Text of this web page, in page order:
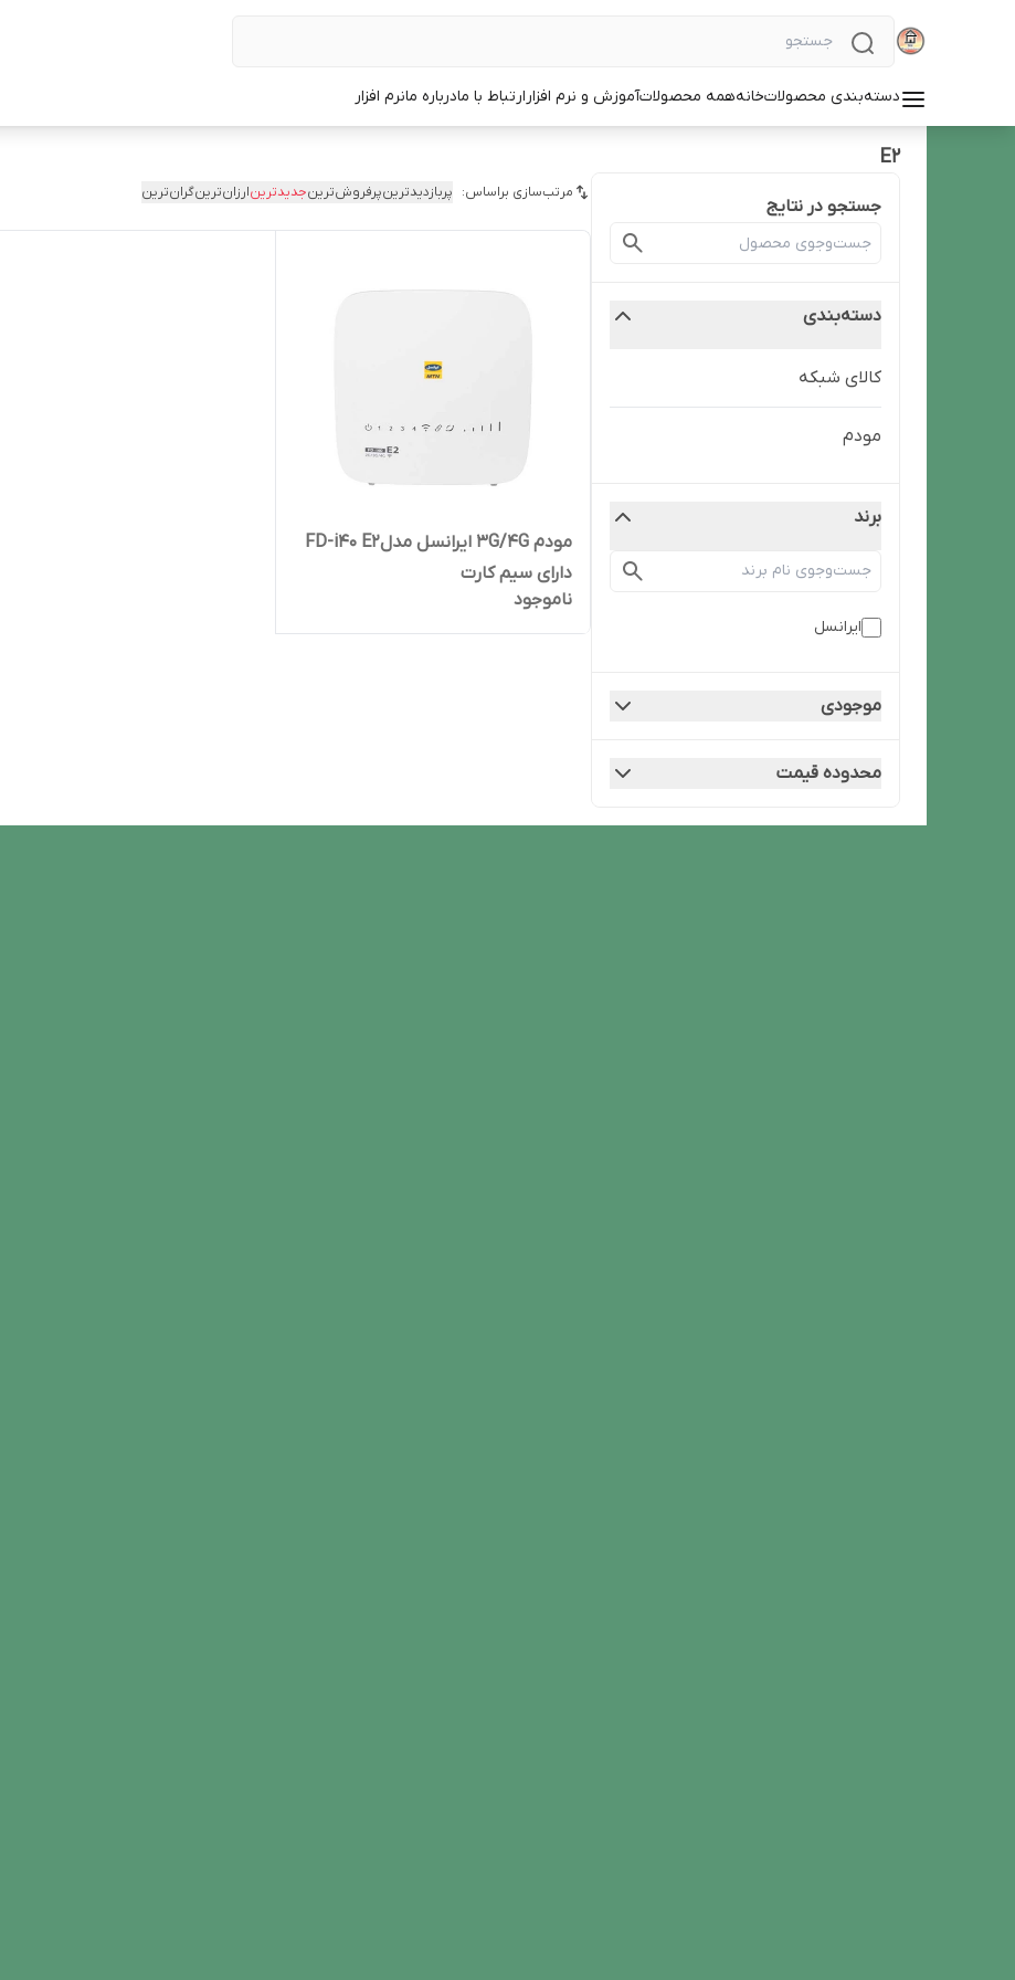
دسته‌بندی محصولاتخانههمه محصولاتآموزش و نرم افزارارتباط با مادرباره مانرم افزار
E2
جستجو در نتایج
دسته‌بندی
کالای شبکه
مودم
برند
ایرانسل
موجودی
محدوده قیمت
مرتب‌سازی براساس: پربازدیدترینپرفروش‌ترینجدیدترینارزان‌ترینگران‌ترین
مودم 3G/4G ایرانسل مدلFD-i40 E2
دارای سیم کارت
ناموجود